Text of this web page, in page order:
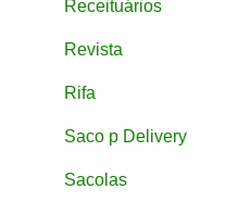
Receituários
Revista
Rifa
Saco p Delivery
Sacolas